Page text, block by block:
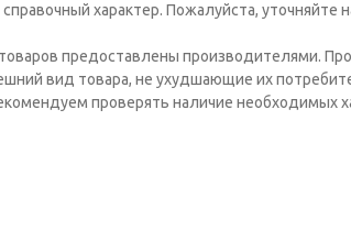
характер. Пожалуйста, уточняйте
предоставлены производителями.
вид товара, не ухудшающие их
проверять наличие необходимых